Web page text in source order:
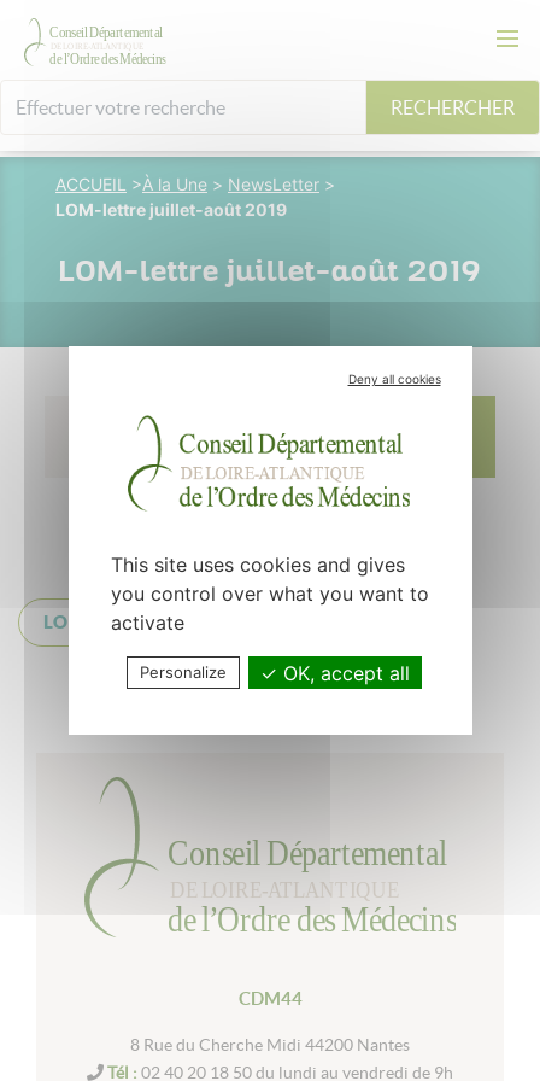
RECHERCHER
ACCUEIL >À la Une > NewsLetter >
LOM-lettre juillet-août 2019
LOM-lettre juillet-août 2019
11 septembre 2019
Pluvinage
LOM juillet-août
Retour à la liste
CDM44
8 Rue du Cherche Midi 44200 Nantes
Tél : 02 40 20 18 50 du lundi au vendredi de 9h
Deny all cookies
This site uses cookies and gives
you control over what you want to
activate
Personalize OK, accept all